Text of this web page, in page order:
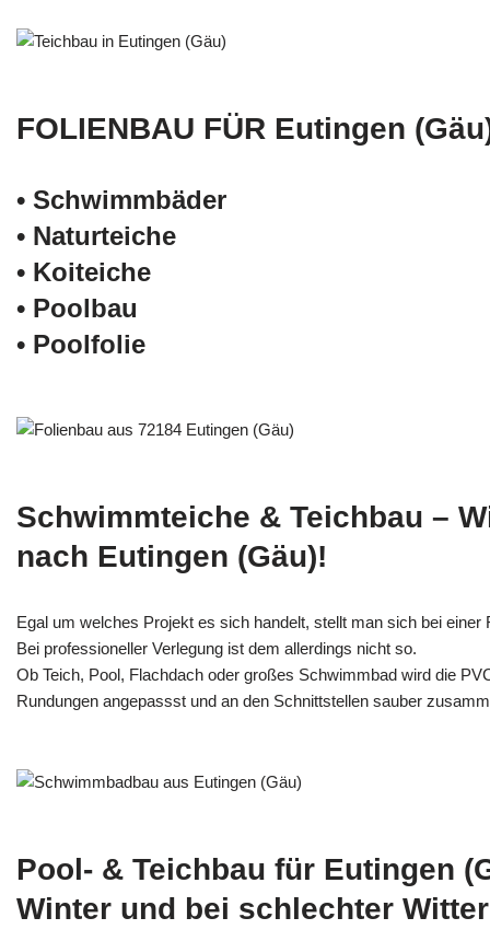
FOLIENBAU FÜR Eutingen
• Schwimm­bäder
• Naturteiche
• Koiteiche
• Poolbau
• Poolfolie
Schwimmteiche & Teichbau –
nach Eutingen (Gäu)!
Egal um welches Projekt es sich handelt, stellt man sich bei einer
Bei professioneller Verlegung ist dem allerdings nicht so.
Ob Teich, Pool, Flachdach oder großes Schwimmbad wird die
Rundungen angepassst und an den Schnittstellen sauber
Pool- & Teichbau für Eutingen
Winter und bei schlechter